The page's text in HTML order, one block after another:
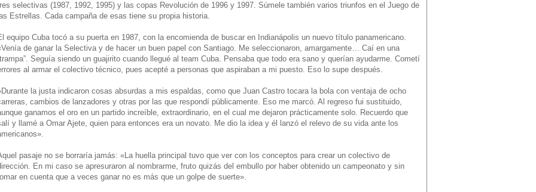
selectivas (1987, 1992, 1995) y las copas Revolución de 1996 y 1997. Súmele también varios triunfos en el Juego de
Estrellas. Cada campaña de esas tiene su propia historia.
equipo Cuba tocó a su puerta en 1987, con la encomienda de buscar en Indianápolis un nuevo título panamericano.
de ganar la Selectiva y de hacer un buen papel con Santiago. Me seleccionaron, amargamente… Caí en una
Seguía siendo un guajirito cuando llegué al team Cuba. Pensaba que todo era sano y querían ayudarme. Cometí
al armar el colectivo técnico, pues acepté a personas que aspiraban a mi puesto. Eso lo supe después.
la justa indicaron cosas absurdas a mis espaldas, como que Juan Castro tocara la bola con ventaja de ocho
cambios de lanzadores y otras por las que respondí públicamente. Eso me marcó. Al regreso fui sustituido,
ganamos el oro en un partido increíble, extraordinario, en el cual me dejaron prácticamente solo. Recuerdo que
y llamé a Omar Ajete, quien para entonces era un novato. Me dio la idea y él lanzó el relevo de su vida ante los
pasaje no se borraría jamás: «La huella principal tuvo que ver con los conceptos para crear un colectivo de
En mi caso se apresuraron al nombrarme, fruto quizás del embullo por haber obtenido un campeonato y sin
en cuenta que a veces ganar no es más que un golpe de suerte».